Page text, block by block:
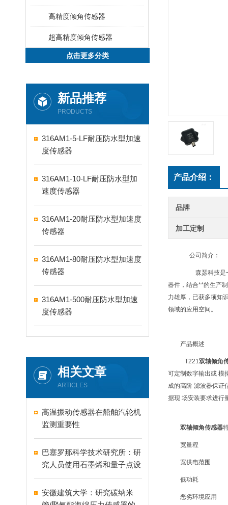
高精度倾角传感器
超高精度倾角传感器
点击更多分类
新品推荐
PRODUCTS
316AM1-5-LF耐压防水型加速
度传感器
316AM1-10-LF耐压防水型加
速度传感器
316AM1-20耐压防水型加速度
传感器
316AM1-80耐压防水型加速度
传感器
316AM1-500耐压防水型加速
度传感器
相关文章
ARTICLES
高温振动传感器在船舶汽轮机
监测重要性
巴塞罗那科学技术研究所：研
究人员使用石墨烯和量子点设
计用于眼动追踪应用的半透明
图像传感器
安徽建筑大学：研究碳纳米
产品介绍：
品牌
加工定制
公司简介：
森瑟科技是一
器件，结合**的生产
力雄厚，已获多项知
领域的应用空间。
产品概述
T221双轴倾角
可定制数字输出或 模
成的高阶 滤波器保证
据现 场安装要求进行
双轴倾角传感器
宽量程
宽供电范围
低功耗
恶劣环境应用